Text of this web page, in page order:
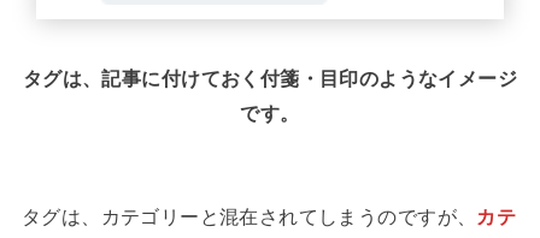
タグは、記事に付けておく付箋・目印のようなイメージ
です。
タグは、カテゴリーと混在されてしまうのですが、 カテ